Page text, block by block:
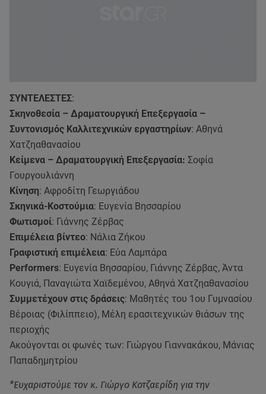
ΣΥΝΤΕΛΕΣΤΕΣ:
Σκηνοθεσία – Δραματουργική Επεξεργασία –
Συντονισμός Καλλιτεχνικών εργαστηρίων: Αθηνά
Χατζηαθανασίου
Κείμενα – Δραματουργική Επεξεργασία: Σοφία
Γουργουλιάννη
Κίνηση: Αφροδίτη Γεωργιάδου
Σκηνικά-Κοστούμια: Ευγενία Βησσαρίου
Φωτισμοί: Γιάννης Ζέρβας
Επιμέλεια βίντεο: Νάλια Ζήκου
Γραφιστική επιμέλεια: Εύα Λαμπάρα
Performers: Ευγενία Βησσαρίου, Γιάννης Ζέρβας, Άντα
Κουγιά, Παναγιώτα Χαϊδεμένου, Αθηνά Χατζηαθανασίου
Συμμετέχουν στις δράσεις: Μαθητές του 1ου Γυμνασίου
Βέροιας (Φιλίππειο), Μέλη ερασιτεχνικών θιάσων της
περιοχής
Ακούγονται οι φωνές των: Γιώργου Γιαννακάκου, Μάνιας
Παπαδημητρίου
*Ευχαριστούμε τον κ. Γιώργο Κοτζαερίδη για την